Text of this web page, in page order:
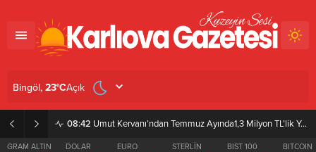
08:42 Umut Kervanı’ndan Temmuz Ayında1,3 Milyon TL’lik Yardım
GRAM ALTIN DOLAR EURO STERLİN BIST 100 BITCOIN
Bingöl, 23°CAçık